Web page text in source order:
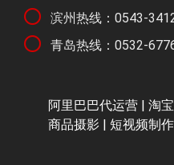
滨州热线：0543-
青岛热线：0532-
阿里巴巴代运营 | 淘
商品摄影 | 短视频制